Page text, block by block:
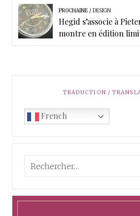
PROCHAINE DESIGN
Hegid s’associe à
montre en édition
TRADUCTION /
French